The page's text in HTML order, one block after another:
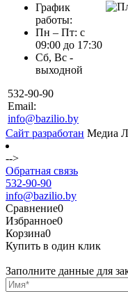
График
работы:
Пн – Пт: с
09:00 до 17:30
Сб, Вс -
выходной
532-90-90
Email:
info@bazilio.by
Сайт разработан Медиа
-->
Обратная связь
532-90-90
info@bazilio.by
Сравнение0
Избранное0
Корзина0
Купить в один клик
Заполните данные для